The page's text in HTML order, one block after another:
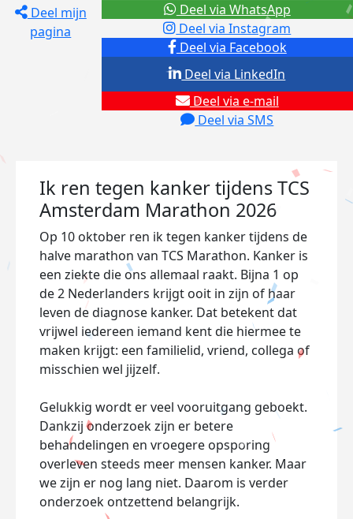
Deel mijn
pagina
Deel via Facebook
Deel via Instagram
Deel via e-mail
Deel via SMS
Deel via LinkedIn
Deel via WhatsApp
Ik ren tegen kanker tijdens TCS
Amsterdam Marathon 2026
Op 10 oktober ren ik tegen kanker tijdens de
halve marathon van TCS Marathon. Kanker is
een ziekte die ons allemaal raakt. Bijna 1 op
de 2 Nederlanders krijgt ooit in zijn of haar
leven de diagnose kanker. Dat betekent dat
vrijwel iedereen iemand kent die hiermee te
maken krijgt: een familielid, vriend, collega of
misschien wel jijzelf.
Gelukkig wordt er veel vooruitgang geboekt.
Dankzij onderzoek zijn er betere
behandelingen en vroegere opsporing
overleven steeds meer mensen kanker. Maar
we zijn er nog lang niet. Daarom is verder
onderzoek ontzettend belangrijk.